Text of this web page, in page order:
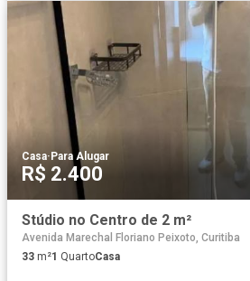
Casa·Para Alugar
R$ 2.400
Stúdio no Centro de 2 m²
Avenida Marechal Floriano Peixoto, Curitiba
33 m²1 QuartoCasa